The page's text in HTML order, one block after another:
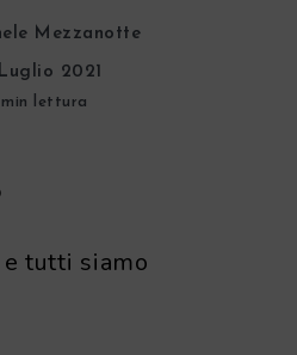
Mezzanotte
2021
lettura
tutti siamo